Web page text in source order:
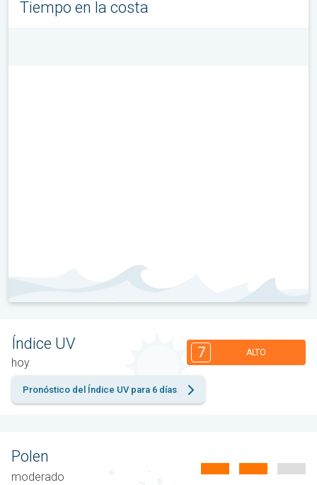
Tiempo en la costa
Índice UV
hoy
7 ALTO
Pronóstico del Índice UV para 6 días
Polen
moderado